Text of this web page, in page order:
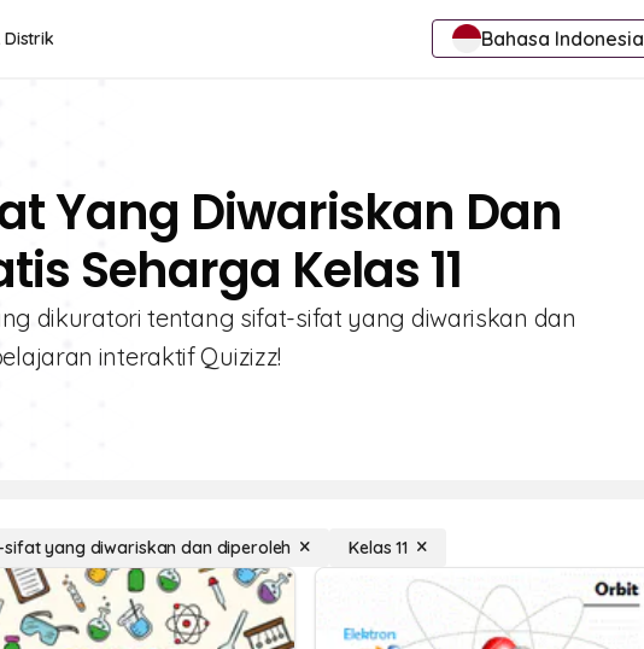
Distrik Bahasa Indonesia
Yang Diwariskan Dan
Seharga Kelas 11
dikuratori tentang sifat-sifat yang diwariskan dan
interaktif Quizizz!
yang diwariskan dan diperoleh Kelas 11